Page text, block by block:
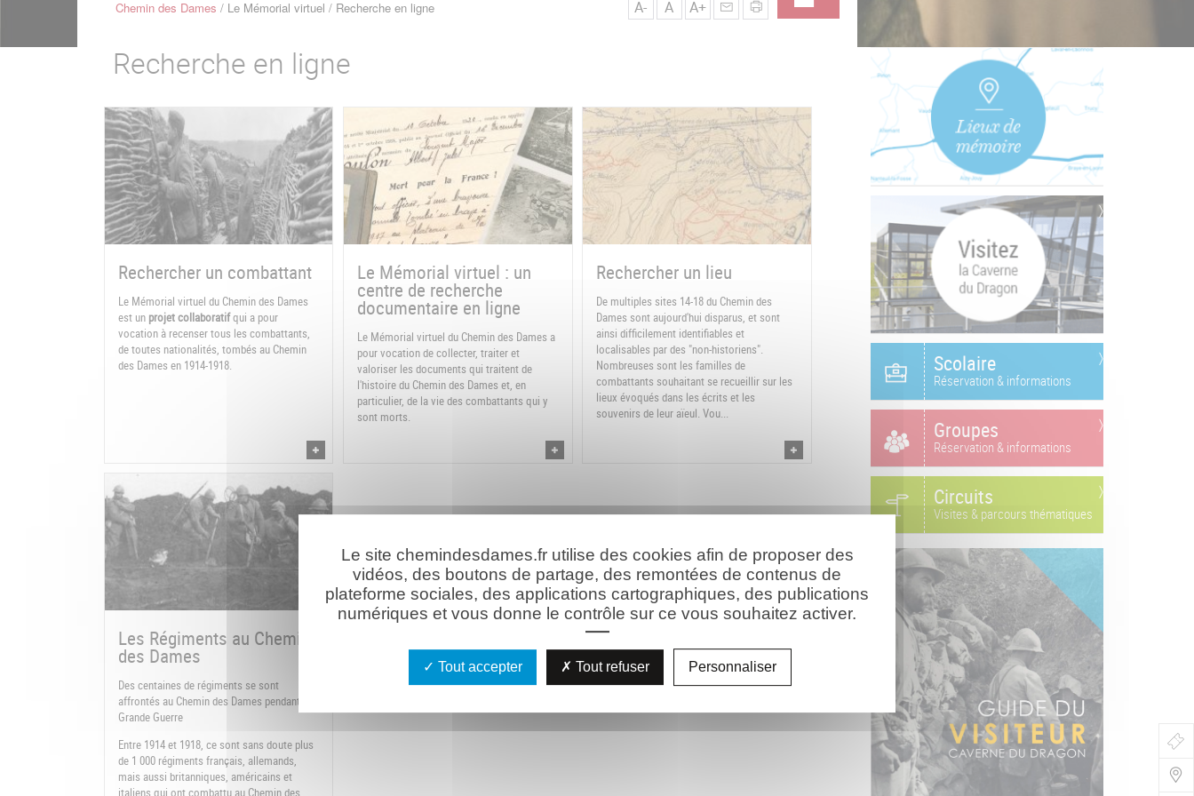
de
Fil
Chemin des Dames Le Mémorial virtuel Recherche en ligne A- A A+
Recherche en ligne
Rechercher un combattant
Le Mémorial virtuel du Chemin des Dames
est un projet collaboratifqui a pour
vocation à recenser tous les combattants,
de toutes nationalités, tombés au Chemin
des Dames en 1914-1918.
Le Mémorial virtuel : un
centre de recherche
documentaire en ligne
Le Mémorial virtuel du Chemin des Dames a
pour vocation de collecter, traiter et
valoriser les documents qui traitent de
l'histoire du Chemin des Dames et, en
particulier, de la vie des combattants qui y
sont morts.
Rechercher un lieu
De multiples sites 14-18 du Chemin des
Dames sont aujourd'hui disparus, et sont
ainsi difficilement identifiables et
localisables par des "non-historiens".
Nombreuses sont les familles de
combattants souhaitant se recueillir sur les
lieux évoqués dans les écrits et les
souvenirs de leur aïeul. Vou...
Les Régiments au Chemin
des Dames
Des centaines de régiments se sont
affrontés au Chemin des Dames pendant la
Grande Guerre
Entre 1914 et 1918, ce sont sans doute plus
de 1 000 régiments français, allemands,
mais aussi britanniques, américains et
italiens qui ont combattu au Chemin des
Scolaire
Réservation & informations
Groupes
Réservation & informations
Circuits
Visites & parcours thématiques
Le site chemindesdames.fr utilise des cookies afin de proposer des
vidéos, des boutons de partage, des remontées de contenus de
plateforme sociales, des applications cartographiques, des publications
numériques et vous donne le contrôle sur ce vous souhaitez activer.
Tout accepter Tout refuser Personnaliser